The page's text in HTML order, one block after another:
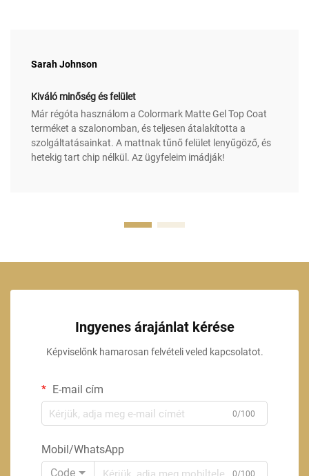
Sarah Johnson
Kiváló minőség és felület
Már régóta használom a Colormark Matte Gel Top Coat
terméket a szalonomban, és teljesen átalakította a
szolgáltatásainkat. A mattnak tűnő felület lenyűgöző, és
hetekig tart chip nélkül. Az ügyfeleim imádják!
Ingyenes árajánlat kérése
Képviselőnk hamarosan felvételi veled kapcsolatot.
E-mail cím
0/100
Mobil/WhatsApp
Code
0/100